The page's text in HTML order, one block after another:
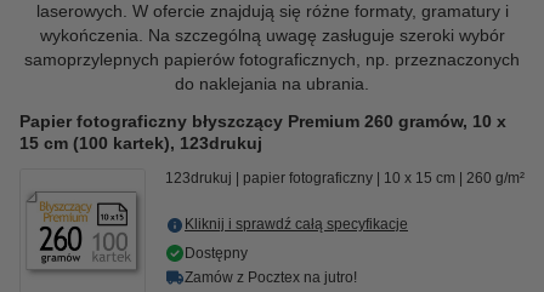
laserowych. W ofercie znajdują się różne formaty, gramatury i
wykończenia. Na szczególną uwagę zasługuje szeroki wybór
samoprzylepnych papierów fotograficznych, np. przeznaczonych
do naklejania na ubrania.
Papier fotograficzny błyszczący Premium 260 gramów, 10 x
15 cm (100 kartek), 123drukuj
123drukuj papier fotograficzny 10 x 15 cm 260 g/m²
Kliknij i sprawdź całą specyfikacje
Dostępny
Zamów z Pocztex na jutro!